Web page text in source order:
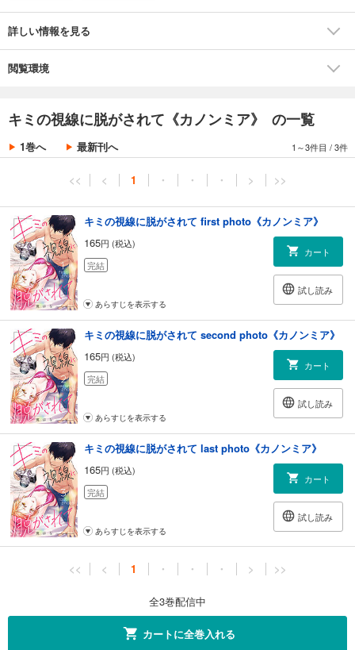
詳しい情報を見る
閲覧環境
キミの視線に脱がされて《カノンミア》 の一覧
1巻へ 最新刊へ 1～3件目 /3件
<< < 1 ・ ・ ・ > >>
キミの視線に脱がされて first photo《カノンミア》
165円 (税込)
完結
カート
試し読み
あらすじを表示する
キミの視線に脱がされて second photo《カノンミア》
165円 (税込)
完結
カート
試し読み
あらすじを表示する
キミの視線に脱がされて last photo《カノンミア》
165円 (税込)
完結
カート
試し読み
あらすじを表示する
<< < 1 ・ ・ ・ > >>
全3巻配信中
カートに全巻入れる